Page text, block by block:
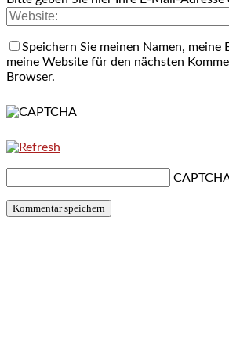
Speichern Sie meinen Namen, meine
meine Website für den nächsten
Browser.